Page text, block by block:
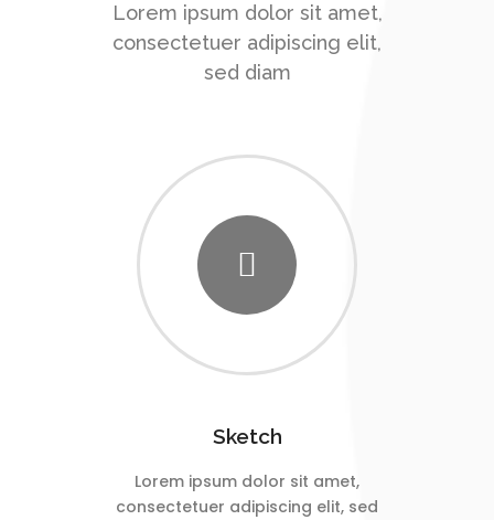
Lorem ipsum dolor sit amet,
consectetuer adipiscing elit,
sed diam
Sketch
Lorem ipsum dolor sit amet,
consectetuer adipiscing elit, sed